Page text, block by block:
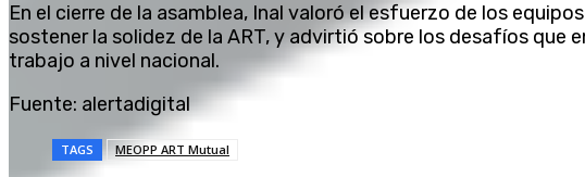
En el cierre de la asamblea, Inal valoró el esfuerzo de los
sostener la solidez de la ART, y advirtió sobre los desafíos que
trabajo a nivel nacional.
Fuente: alertadigital
TAGS MEOPP ART Mutual